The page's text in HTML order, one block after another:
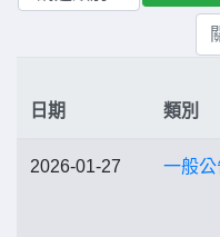
日期 類別
2026-01-27 一般公